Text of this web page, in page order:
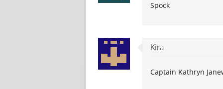
Spock
Kira
Captain Kathryn